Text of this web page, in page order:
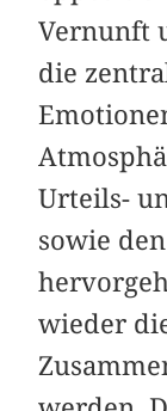
Vernunft
die
Urteils-
sowie
wieder